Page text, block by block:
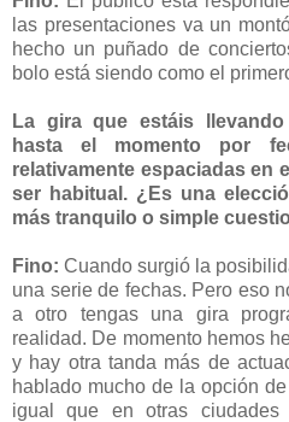
las presentaciones va un
hecho un puñado de
bolo está siendo como el
La gira que estáis
hasta el momento por
relativamente espaciadas en
ser habitual. ¿Es una
más tranquilo o simple
Fino: Cuando surgió la
una serie de fechas. Pero eso
a otro tengas una gira
realidad. De momento hemos
y hay otra tanda más de
hablado mucho de la opción
igual que en otras